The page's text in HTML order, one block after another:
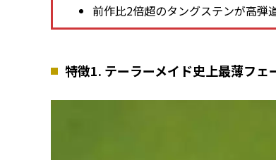
前作比2倍超のタングステンが高弾
特徴1. テーラーメイド史上最薄フェ